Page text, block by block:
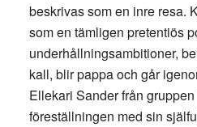
beskrivas som en inre resa.
som en tämligen pretentiös
underhållningsambitioner,
kall, blir pappa och går
Ellekari Sander från
föreställningen med sin